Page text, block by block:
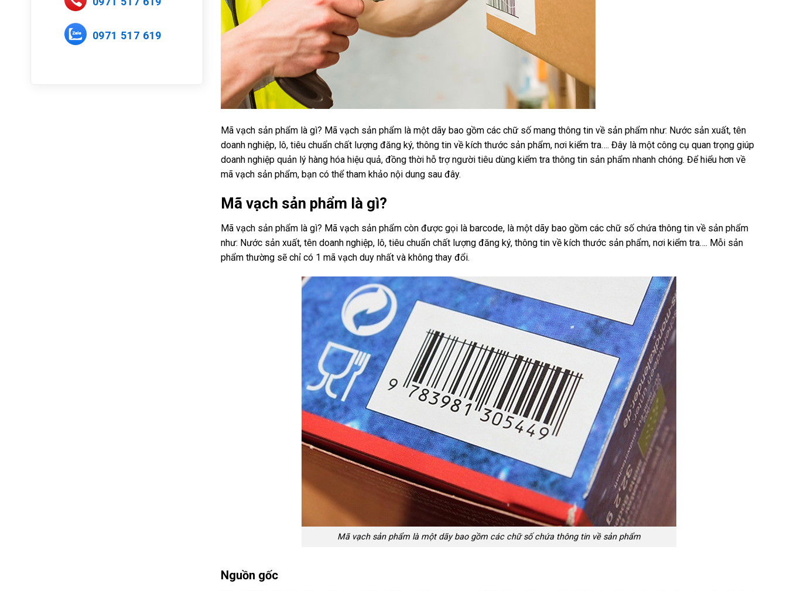
0971 517 619
Mã vạch sản phẩm là gì? Mã vạch sản phẩm là một dãy bao gồm các chữ số mang thông tin về sản phẩm như: Nước sản xuất, tên
doanh nghiệp, lô, tiêu chuẩn chất lượng đăng ký, thông tin về kích thước sản phẩm, nơi kiểm tra…. Đây là một công cụ quan trọng giúp
doanh nghiệp quản lý hàng hóa hiệu quả, đồng thời hỗ trợ người tiêu dùng kiểm tra thông tin sản phẩm nhanh chóng. Để hiểu hơn về
mã vạch sản phẩm, bạn có thể tham khảo nội dung sau đây.
Mã vạch sản phẩm là gì?
Mã vạch sản phẩm là gì? Mã vạch sản phẩm còn được gọi là barcode, là một dãy bao gồm các chữ số chứa thông tin về sản phẩm
như: Nước sản xuất, tên doanh nghiệp, lô, tiêu chuẩn chất lượng đăng ký, thông tin về kích thước sản phẩm, nơi kiểm tra…. Mỗi sản
phẩm thường sẽ chỉ có 1 mã vạch duy nhất và không thay đổi.
Mã vạch sản phẩm là một dãy bao gồm các chữ số chứa thông tin về sản phẩm
Nguồn gốc